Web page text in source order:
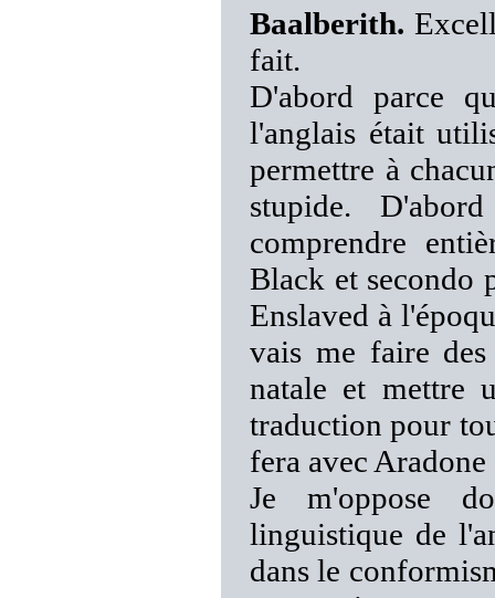
Baalberith.
fait.
D'abord parce
l'anglais était
permettre à
stupide.
comprendre
Black et secondo
Enslaved à
vais me faire
natale et mettre
traduction pour
fera avec
Je m'oppose
linguistique de
dans le